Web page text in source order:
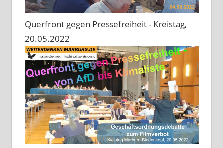
Querfront gegen Pressefreiheit - Kreistag,
20.05.2022